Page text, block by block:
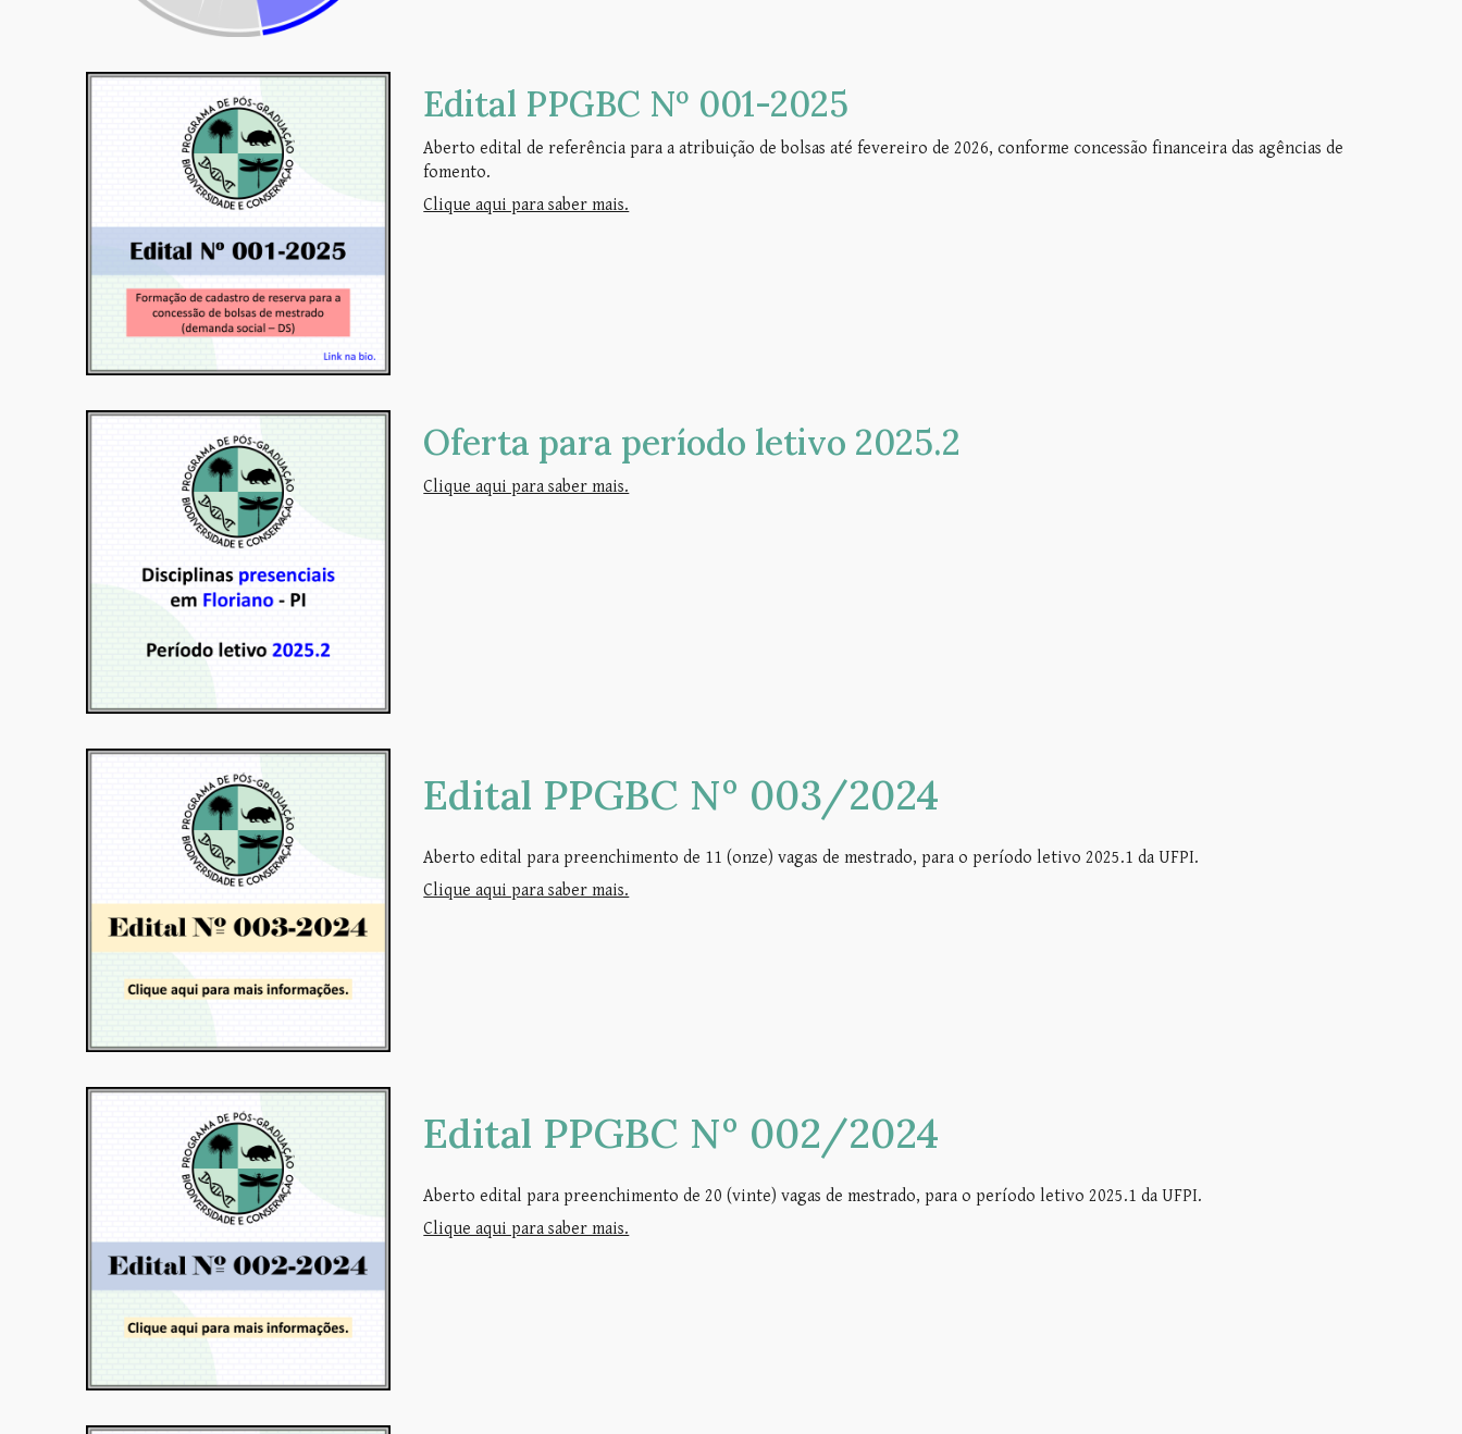
Edital PPGBC Nº 001-2025
Aberto edital de referência para a atribuição de bolsas até fevereiro de 2026, conforme concessão financeira das agências de
fomento.
Clique aqui para saber mais.
Oferta para período letivo 2025.2
Clique aqui para saber mais.
Edital PPGBC Nº 003/2024
Aberto edital para preenchimento de 11 (onze) vagas de mestrado, para o período letivo 2025.1 da UFPI.
Clique aqui para saber mais.
Edital PPGBC Nº 002/2024
Aberto edital para preenchimento de 20 (vinte) vagas de mestrado, para o período letivo 2025.1 da UFPI.
Clique aqui para saber mais.